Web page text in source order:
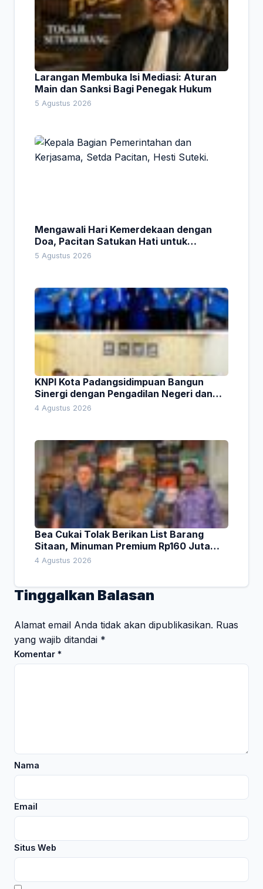
Larangan Membuka Isi Mediasi: Aturan
Main dan Sanksi Bagi Penegak Hukum
5 Agustus 2026
Mengawali Hari Kemerdekaan dengan
Doa, Pacitan Satukan Hati untuk
Indonesia
5 Agustus 2026
KNPI Kota Padangsidimpuan Bangun
Sinergi dengan Pengadilan Negeri dan
DPRD
4 Agustus 2026
Bea Cukai Tolak Berikan List Barang
Sitaan, Minuman Premium Rp160 Juta
Jadi Sorotan Sidak Komisi I DPRD Bali
4 Agustus 2026
Tinggalkan Balasan
Alamat email Anda tidak akan dipublikasikan. Ruas
yang wajib ditandai *
Komentar *
Nama
Email
Situs Web